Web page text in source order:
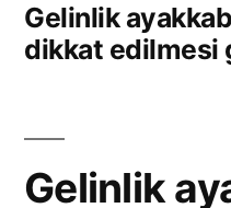
Gelinlik
dikkat edilmesi
Gelinlik